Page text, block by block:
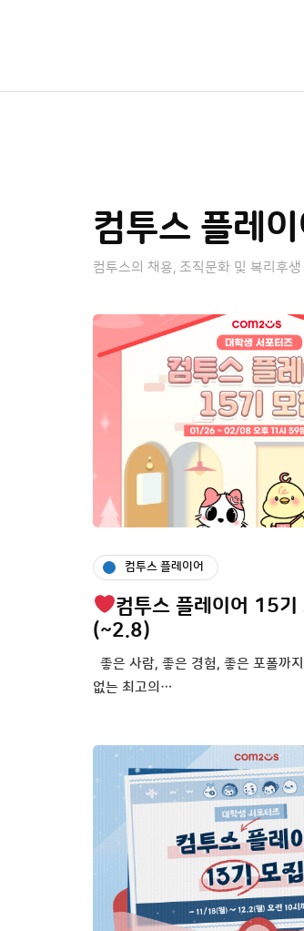
컴투스 플레이
컴투스의 채용, 조직문화 및 복리후
컴투스 플레이어
컴투스 플레이어 15
(~2.8)
좋은 사람, 좋은 경험, 좋은 포폴까
없는 최고의…